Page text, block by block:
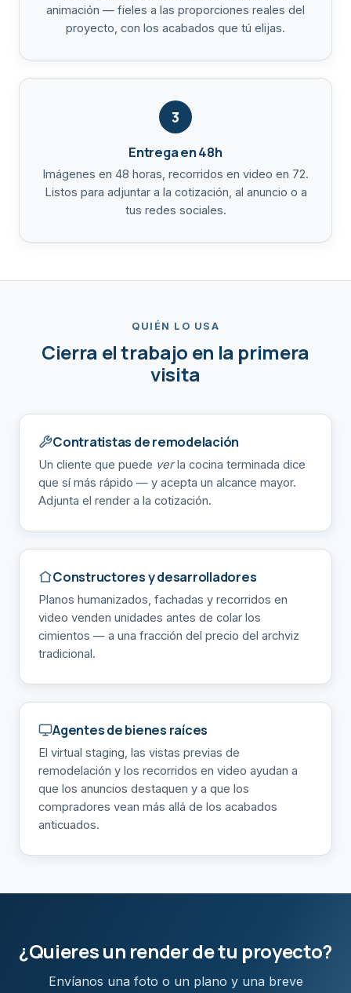
animación — fieles a las proporciones reales del
proyecto, con los acabados que tú elijas.
3
Entrega en 48h
Imágenes en 48 horas, recorridos en video en 72.
Listos para adjuntar a la cotización, al anuncio o a
tus redes sociales.
QUIÉN LO USA
Cierra el trabajo en la primera
visita
Contratistas de remodelación
Un cliente que puede verla cocina terminada dice
que sí más rápido — y acepta un alcance mayor.
Adjunta el render a la cotización.
Constructores y desarrolladores
Planos humanizados, fachadas y recorridos en
video venden unidades antes de colar los
cimientos — a una fracción del precio del archviz
tradicional.
Agentes de bienes raíces
El virtual staging, las vistas previas de
remodelación y los recorridos en video ayudan a
que los anuncios destaquen y a que los
compradores vean más allá de los acabados
anticuados.
¿Quieres un render de tu proyecto?
Envíanos una foto o un plano y una breve